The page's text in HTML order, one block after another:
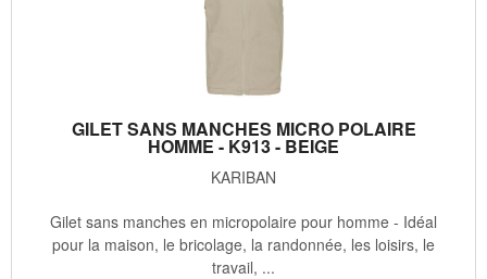
GILET SANS MANCHES MICRO POLAIRE
HOMME - K913 - BEIGE
KARIBAN
Gilet sans manches en micropolaire pour homme - Idéal
pour la maison, le bricolage, la randonnée, les loisirs, le
travail, ...